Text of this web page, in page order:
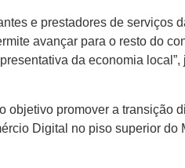
e prestadores de serviços
avançar para o resto do
da economia
objetivo promover a transição
Digital no piso superior do